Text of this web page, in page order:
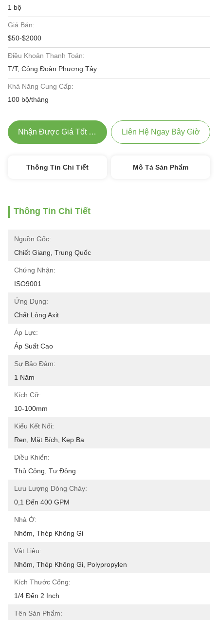
1 bộ
Giá Bán:
$50-$2000
Điều Khoản Thanh Toán:
T/T, Công Đoàn Phương Tây
Khả Năng Cung Cấp:
100 bộ/tháng
Nhận Được Giá Tốt Nhất Liên Hệ Ngay Bây Giờ
Thông Tin Chi Tiết Mô Tả Sản Phẩm
Thông Tin Chi Tiết
Nguồn Gốc:
Chiết Giang, Trung Quốc
Chứng Nhận:
ISO9001
Ứng Dụng:
Chất Lỏng Axit
Áp Lực:
Áp Suất Cao
Sự Bảo Đảm:
1 Năm
Kích Cỡ:
10-100mm
Kiểu Kết Nối:
Ren, Mặt Bích, Kẹp Ba
Điều Khiển:
Thủ Công, Tự Động
Lưu Lượng Dòng Chảy:
0,1 Đến 400 GPM
Nhà Ở:
Nhôm, Thép Không Gỉ
Vật Liệu:
Nhôm, Thép Không Gỉ, Polypropylen
Kích Thước Cổng:
1/4 Đến 2 Inch
Tên Sản Phẩm: